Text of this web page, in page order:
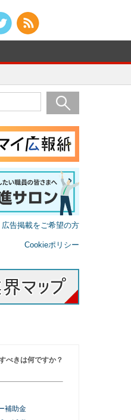
広告掲載をご希望の方
Cookieポリシー